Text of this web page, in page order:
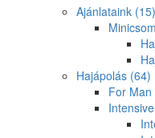
Ajánlataink (15)
Hajápolás (64)
For Man